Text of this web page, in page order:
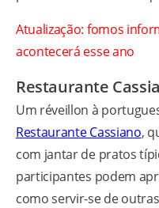
Atualização: fomos
acontecerá esse ano
Restaurante
Um réveillon à
Restaurante Cassiano,
com jantar de pratos
participantes podem
como servir-se de